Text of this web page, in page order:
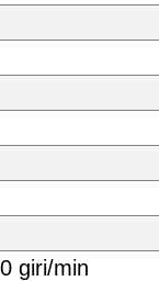
giri/min